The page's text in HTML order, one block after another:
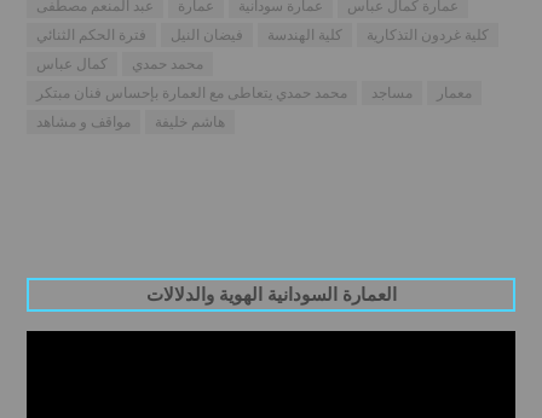
عبد المنعم مصطفى
عمارة عمارة سودانية
عمارة كمال عباس
فترة الحكم الثنائي
فيضان النيل كلية الهندسة
كلية غردون التذكارية
كمال عباس
محمد حمدي
محمد حمدي يتعاطى مع العمارة بإحساس فنان مبتكر
مساجد
معمار
مواقف و مشاهد
هاشم خليفة
العمارة السودانية الهوية والدلالات